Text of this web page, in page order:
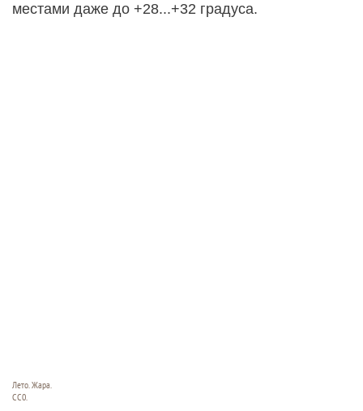
местами даже до +28...+32 градуса.
Лето. Жара.
СС0.